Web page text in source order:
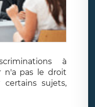
à
n'a pas le droit
sujets,